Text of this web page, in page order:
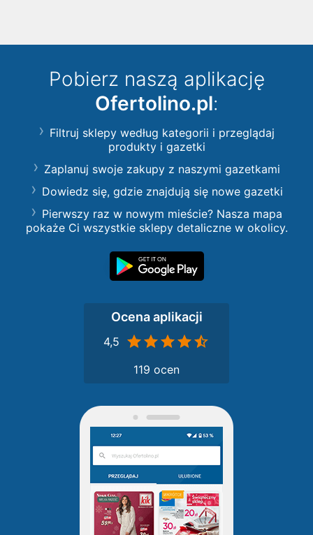
Pobierz naszą aplikację
Ofertolino.pl:
Filtruj sklepy według kategorii i przeglądaj
produkty i gazetki
Zaplanuj swoje zakupy z naszymi gazetkami
Dowiedz się, gdzie znajdują się nowe gazetki
Pierwszy raz w nowym mieście? Nasza mapa
pokaże Ci wszystkie sklepy detaliczne w okolicy.
Ocena aplikacji
4,5
119 ocen